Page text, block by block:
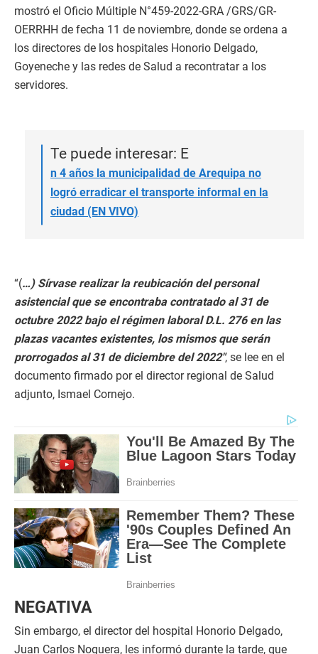
mostró el Oficio Múltiple N°459-2022-GRA /GRS/GR-
OERRHH de fecha 11 de noviembre, donde se ordena a
los directores de los hospitales Honorio Delgado,
Goyeneche y las redes de Salud a recontratar a los
servidores.
Te puede interesar: E
n 4 años la municipalidad de Arequipa no
logró erradicar el transporte informal en la
ciudad (EN VIVO)
“(…) Sírvase realizar la reubicación del personal
asistencial que se encontraba contratado al 31 de
octubre 2022 bajo el régimen laboral D.L. 276 en las
plazas vacantes existentes, los mismos que serán
prorrogados al 31 de diciembre del 2022″, se lee en el
documento firmado por el director regional de Salud
adjunto, Ismael Cornejo.
NEGATIVA
Sin embargo, el director del hospital Honorio Delgado,
Juan Carlos Noguera, les informó durante la tarde, que